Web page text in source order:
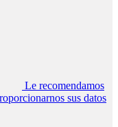
Le recomendamos
sus datos